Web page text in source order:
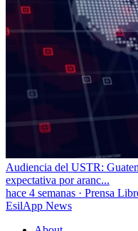
Audiencia del USTR:
expectativa por aranc...
hace 4 semanas · Prensa
EsilApp News